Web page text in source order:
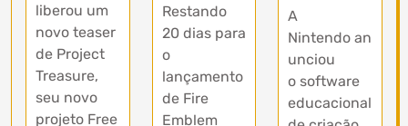
liberou um
novo teaser
de Project
Treasure,
seu novo
projeto Free
Restando
20 dias para
o
lançamento
de Fire
Emblem
A
Nintendo an
unciou
o software
educacional